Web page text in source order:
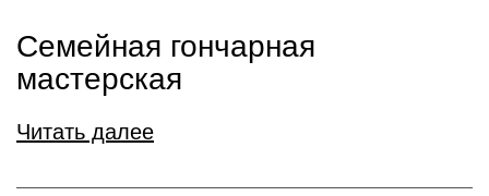
Семейная гончарная
мастерская
Читать далее